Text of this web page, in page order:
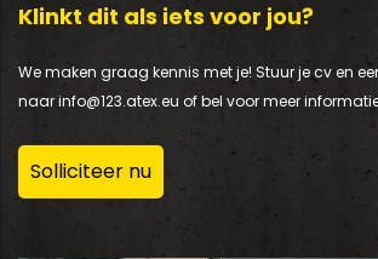
Klinkt dit als iets voor jou?
We maken graag kennis met je! Stuur je cv en
naar info@123.atex.eu of bel voor meer
Solliciteer nu